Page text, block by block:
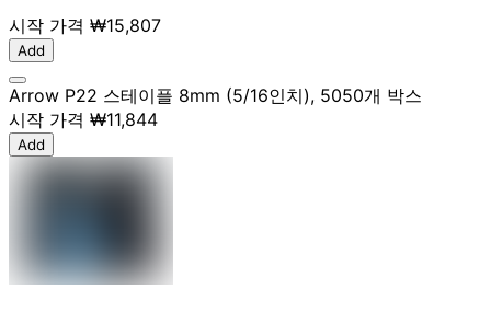
시작 가격 ₩15,807
Add
Arrow P22 스테이플 8mm (5/16인치), 5050개 박스
시작 가격 ₩11,844
Add